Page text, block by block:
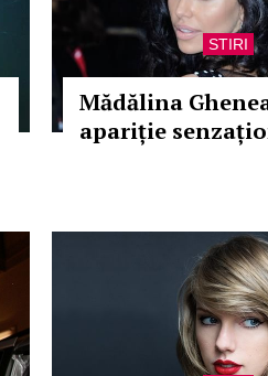
STIRI
Mădălina
apariție